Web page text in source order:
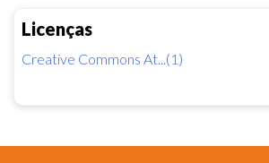
Licenças
Creative Commons At...(1)